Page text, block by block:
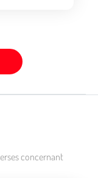
concernant